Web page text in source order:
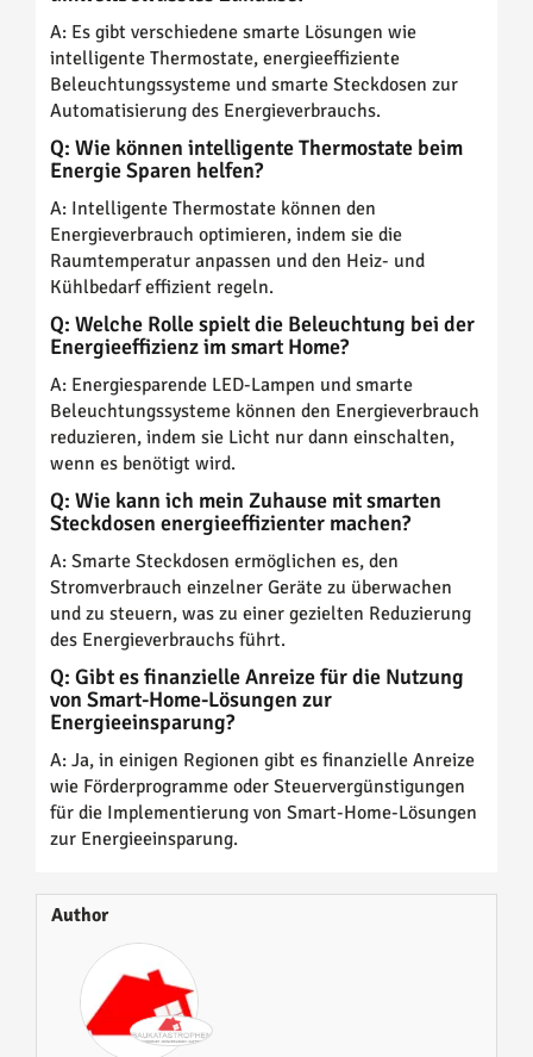
A: Es gibt verschiedene smarte Lösungen wie
intelligente Thermostate, energieeffiziente
Beleuchtungssysteme und smarte Steckdosen zur
Automatisierung des Energieverbrauchs.
Q: Wie können intelligente Thermostate beim
Energie Sparen helfen?
A: Intelligente Thermostate können den
Energieverbrauch optimieren, indem sie die
Raumtemperatur anpassen und den Heiz- und
Kühlbedarf effizient regeln.
Q: Welche Rolle spielt die Beleuchtung bei der
Energieeffizienz im smart Home?
A: Energiesparende LED-Lampen und smarte
Beleuchtungssysteme können den Energieverbrauch
reduzieren, indem sie Licht nur dann einschalten,
wenn es benötigt wird.
Q: Wie kann ich mein Zuhause mit smarten
Steckdosen energieeffizienter machen?
A: Smarte Steckdosen ermöglichen es, den
Stromverbrauch einzelner Geräte zu überwachen
und zu steuern, was zu einer gezielten Reduzierung
des Energieverbrauchs führt.
Q: Gibt es finanzielle Anreize für die Nutzung
von Smart-Home-Lösungen zur
Energieeinsparung?
A: Ja, in einigen Regionen gibt es finanzielle Anreize
wie Förderprogramme oder Steuervergünstigungen
für die Implementierung von Smart-Home-Lösungen
zur Energieeinsparung.
Author